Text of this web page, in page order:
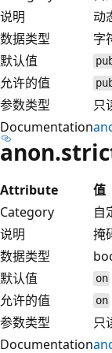
说明
动
数据类型
字
默认值
允许的值
参数类型
只
Documentation
Attribute
值
Category
自
说明
掩
数据类型
默认值
on
允许的值 on
参数类型
只
Documentation